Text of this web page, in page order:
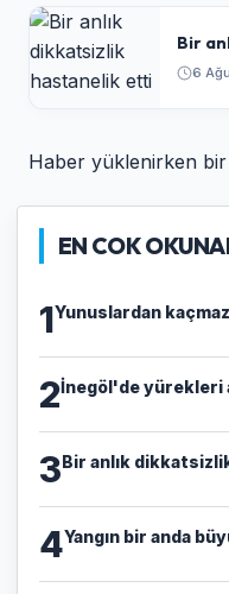
Bir
6
Haber yüklenirken
EN COK
1Yunuslardan
2İnegöl'de yürekleri
3Bir anlık
4Yangın bir anda